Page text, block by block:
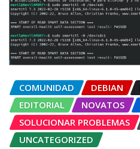
COMUNIDAD DEBIAN
EDITORIAL
NOVATOS
SOLUCIONAR PROBLEMAS
UNCATEGORIZED